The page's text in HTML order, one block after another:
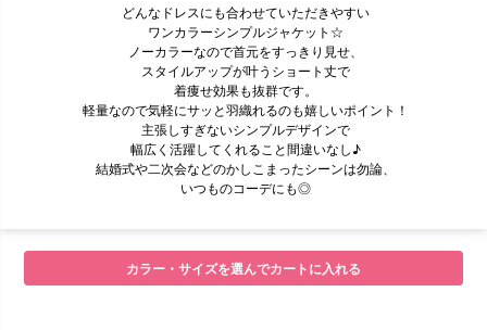
どんなドレスにも合わせていただきやすい
ワンカラーシンプルジャケット☆
ノーカラーなので首元をすっきり見せ、
スタイルアップが叶うショート丈で
着痩せ効果も抜群です。
軽量なので気軽にサッと羽織れるのも嬉しいポイント！
主張しすぎないシンプルデザインで
幅広く活躍してくれること間違いなし♪
結婚式や二次会などのかしこまったシーンは勿論、
いつものコーデにも◎
【ネックレス】
カラー・サイズを選んでカートに入れる